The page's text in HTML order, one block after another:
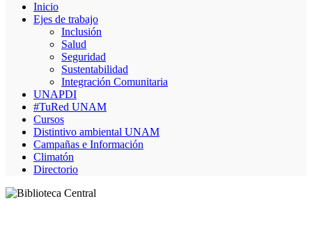
Inicio
Ejes de trabajo
Inclusión
Salud
Seguridad
Sustentabilidad
Integración Comunitaria
UNAPDI
#TuRed UNAM
Cursos
Distintivo ambiental UNAM
Campañas e Información
Climatón
Directorio